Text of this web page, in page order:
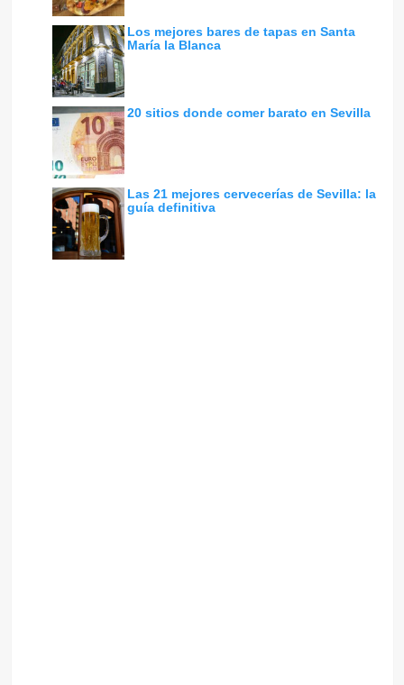
Los mejores bares de tapas en Santa
María la Blanca
20 sitios donde comer barato en Sevilla
Las 21 mejores cervecerías de Sevilla: la
guía definitiva